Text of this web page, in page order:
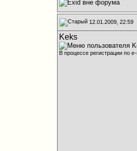
12.01.2009, 22:59
Keks
В процессе регистрации по